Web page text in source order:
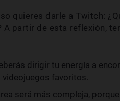
quieres darle a Twitch:
partir de esta reflexión,
dirigir tu energía a
favoritos.
será más compleja,